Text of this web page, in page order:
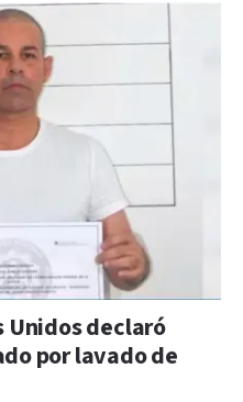
Unidos declaró
por lavado de